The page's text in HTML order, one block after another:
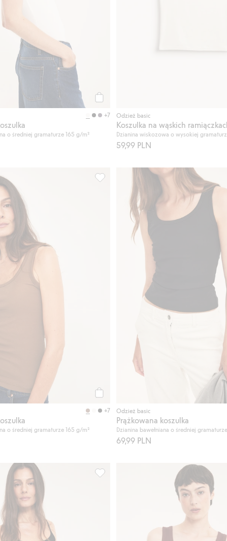
+7
o średniej gramaturze 165 g/m²
Odzież basic
Koszulka na wąskich
Dzianina wiskozowa o wysokiej
59,99 PLN
Dodaj do listy ulubione
+7
o średniej gramaturze 165 g/m²
Prążkowana koszulka, Dodaj do listy
Odzież basic
Prążkowana koszulka
Dzianina bawełniana o średniej
69,99 PLN
Dodaj do listy ulubioneKoszulka na wąskich ramiączkach,